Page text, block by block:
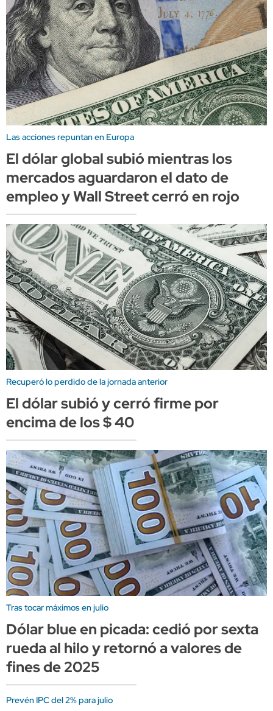
Las acciones repuntan en Europa
El dólar global subió mientras los
mercados aguardaron el dato de
empleo y Wall Street cerró en rojo
Recuperó lo perdido de la jornada anterior
El dólar subió y cerró firme por
encima de los $ 40
Tras tocar máximos en julio
Dólar blue en picada: cedió por sexta
rueda al hilo y retornó a valores de
fines de 2025
Prevén IPC del 2% para julio